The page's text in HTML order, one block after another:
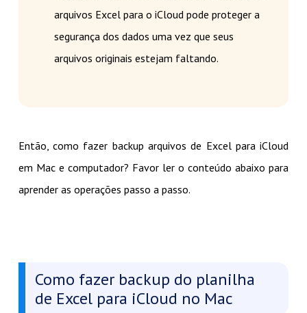
arquivos Excel para o iCloud pode proteger a
segurança dos dados uma vez que seus
arquivos originais estejam faltando.
Então, como fazer backup arquivos de Excel para iCloud
em Mac e computador? Favor ler o conteúdo abaixo para
aprender as operações passo a passo.
Como fazer backup do planilha
de Excel para iCloud no Mac